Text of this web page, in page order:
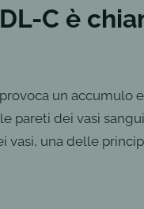
C è
un accumulo
pareti dei vasi
vasi, una delle